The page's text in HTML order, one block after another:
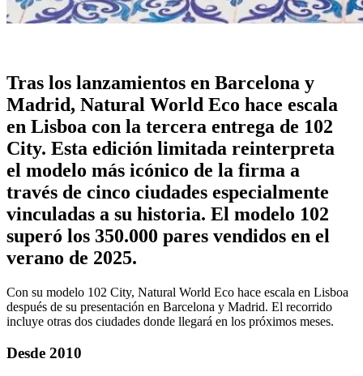
Tras los lanzamientos en Barcelona y
Madrid, Natural World Eco hace escala
en Lisboa con la tercera entrega de 102
City. Esta edición limitada reinterpreta
el modelo más icónico de la firma a
través de cinco ciudades especialmente
vinculadas a su historia. El modelo 102
superó los 350.000 pares vendidos en el
verano de 2025.
Con su modelo 102 City, Natural World Eco hace escala en Lisboa
después de su presentación en Barcelona y Madrid. El recorrido
incluye otras dos ciudades donde llegará en los próximos meses.
Desde 2010